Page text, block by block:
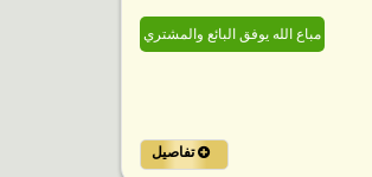
مباع الله يوفق البائع والمشتري
تفاصيل